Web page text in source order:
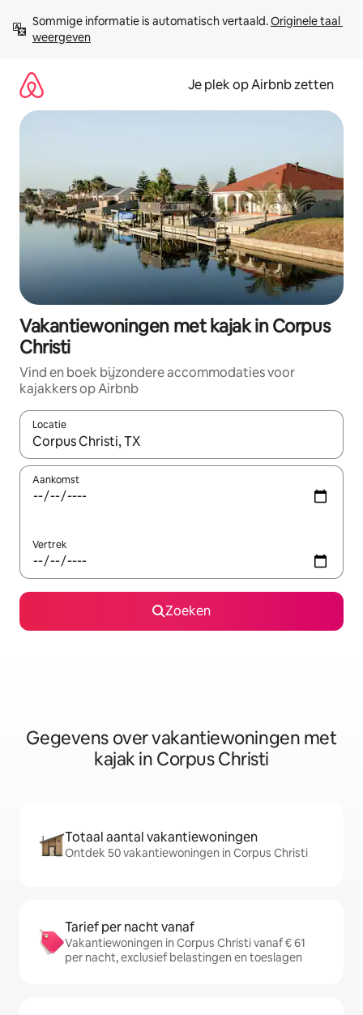
direct
naar
Sommige informatie is automatisch vertaald. Originele taal
weergeven
Je plek op Airbnb zetten
Vakantiewoningen met kajak in Corpus
Christi
Vind en boek bijzondere accommodaties voor
kajakkers op Airbnb
Locatie
Wanneer er resultaten beschikbaar zijn, maak je een keuze
Aankomst
Vertrek
Zoeken
Gegevens over vakantiewoningen met
kajak in Corpus Christi
Totaal aantal vakantiewoningen
Ontdek 50 vakantiewoningen in Corpus Christi
Tarief per nacht vanaf
Vakantiewoningen in Corpus Christi vanaf € 61
per nacht, exclusief belastingen en toeslagen